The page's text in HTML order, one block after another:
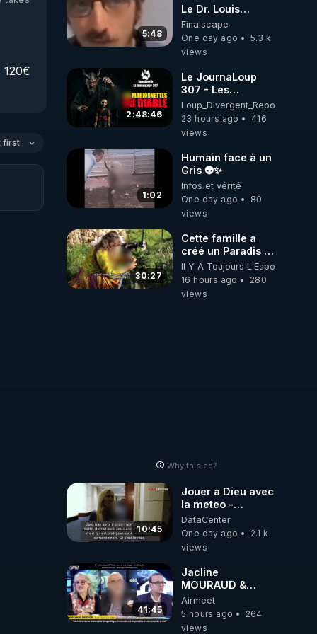
120€
first
5:48
Le Dr. Louis
Fouché renverse
le plateau de
CNews !
Finalscape
One day ago
5.3 k
views
2:48:46
Le JournaLoup
307 - Les
Marionnettes du
Diable - Loup
Divergent
Loup_Divergent_Reposts
23 hours ago
416
views
1:02
Humain face à un
Gris 👽✨
Infos et vérité
One day ago
80
views
30:27
Cette famille a
créé un Paradis !
Permaculture &
Autonomie
Il Y A Toujours L'Espoir
16 hours ago
280
views
Why this ad?
10:45
Jouer a Dieu avec
la meteo -
Citoicitoyen
DataCenter
One day ago
2.1 k
views
41:45
Jacline
MOURAUD &
Pierre
JOVANOVIC ★
Factures
Airmeet
5 hours ago
264
views